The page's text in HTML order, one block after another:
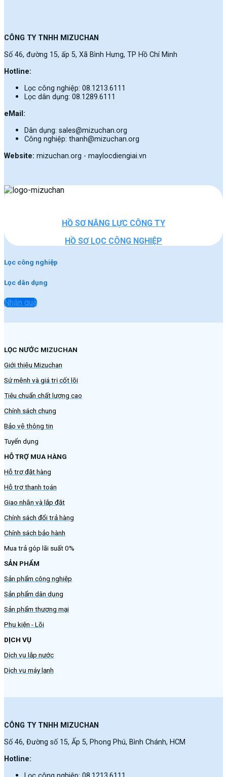
CÔNG TY TNHH MIZUCHAN
Số 46, đường 15, ấp 5, Xã Bình Hưng, TP Hồ Chí Minh
Hotline:
Lọc công nghiệp: 08.1213.6111
Lọc dân dụng: 08.1289.6111
eMail:
Dân dụng: sales@mizuchan.org
Công nghiệp: thanh@mizuchan.org
Website: mizuchan.org - maylocdiengiai.vn
HỒ SƠ NĂNG LỰC CÔNG TY
HỒ SƠ LỌC CÔNG NGHIỆP
Lọc công nghiệp
Lọc dân dụng
Nhận quà
LỌC NƯỚC MIZUCHAN
Giới thiệu Mizuchan
Sứ mệnh và giá trị cốt lõi
Tiêu chuẩn chất lượng cao
Chính sách chung
Bảo vệ thông tin
Tuyển dụng
HỖ TRỢ MUA HÀNG
Hỗ trợ đặt hàng
Hỗ trợ thanh toán
Giao nhận và lắp đặt
Chính sách đổi trả hàng
Chính sách bảo hành
Mua trả góp lãi suất 0%
SẢN PHẨM
Sản phẩm công nghiệp
Sản phẩm dân dụng
Sản phẩm thương mại
Phụ kiện - Lõi
DỊCH VỤ
Dịch vụ lắp nước
Dịch vụ máy lạnh
CÔNG TY TNHH MIZUCHAN
Số 46, Đường số 15, Ấp 5, Phong Phú, Bình Chánh, HCM
Hotline: